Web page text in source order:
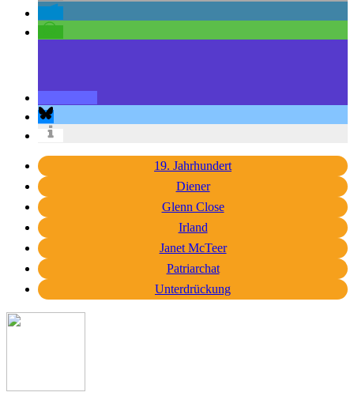
19. Jahrhundert
Diener
Glenn Close
Irland
Janet McTeer
Patriarchat
Unterdrückung